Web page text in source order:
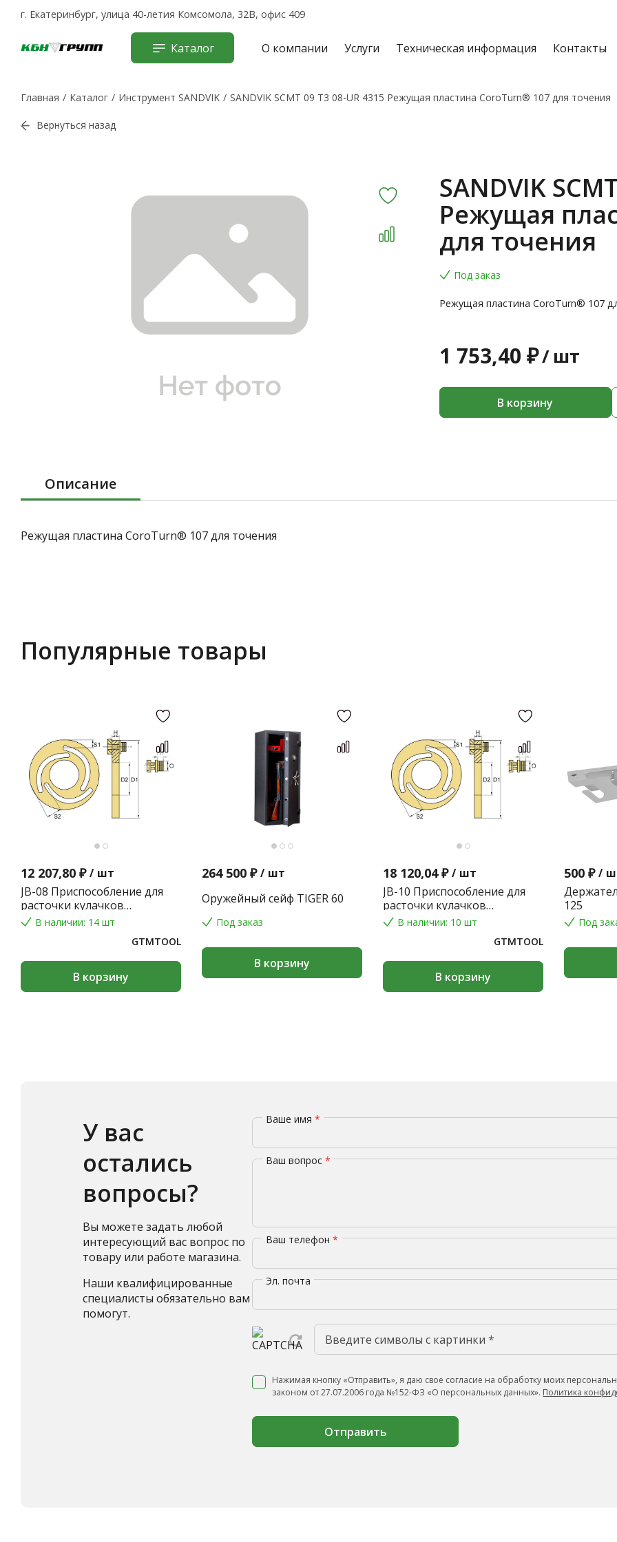
г. Екатеринбург, улица 40-летия Комсомола, 32В, офис 409
Каталог О компании Услуги Техническая информация Контакты
Главная Каталог Инструмент SANDVIK SANDVIK SCMT 09 T3 08-UR 4315 Режущая пластина CoroTurn® 107 для точения
Вернуться назад
SANDVIK
Режущая
для точения
Под заказ
Режущая пластина CoroTurn® 107
1 753,40 ₽/ шт
В корзину
Описание
Режущая пластина CoroTurn® 107 для точения
Популярные товары
12 207,80 ₽ / шт
JB-08 Приспособление для
расточки кулачков
токарного патрона
В наличии: 14 шт
GTMTOOL
В корзину
264 500 ₽ / шт
Оружейный сейф TIGER 60
Под заказ
В корзину
18 120,04 ₽ / шт
JB-10 Приспособление для
расточки кулачков
токарного патрона
В наличии: 10 шт
GTMTOOL
В корзину
500 ₽ /
125
Под
У вас
остались
вопросы?
Вы можете задать любой
интересующий вас вопрос по
товару или работе магазина.
Наши квалифицированные
специалисты обязательно вам
помогут.
Ваше имя*
Ваш вопрос*
Ваш телефон*
Эл. почта
Нажимая кнопку «Отправить», я даю свое согласие на обработку моих
законом от 27.07.2006 года №152-ФЗ «О персональных данных». Политика
Отправить